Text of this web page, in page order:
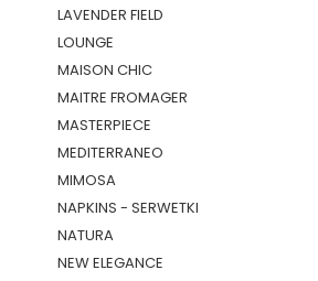
LAVENDER FIELD
LOUNGE
MAISON CHIC
MAITRE FROMAGER
MASTERPIECE
MEDITERRANEO
MIMOSA
NAPKINS - SERWETKI
NATURA
NEW ELEGANCE